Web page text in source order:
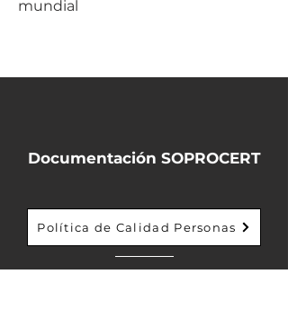
mundial
Documentación SOPROCERT
Política de Calidad Personas